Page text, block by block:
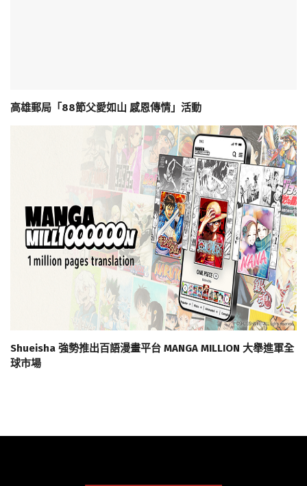
高雄郵局「88節父愛如山 感恩傳情」活動
Shueisha 強勢推出百語漫畫平台 MANGA MILLION 大舉進軍全
球市場